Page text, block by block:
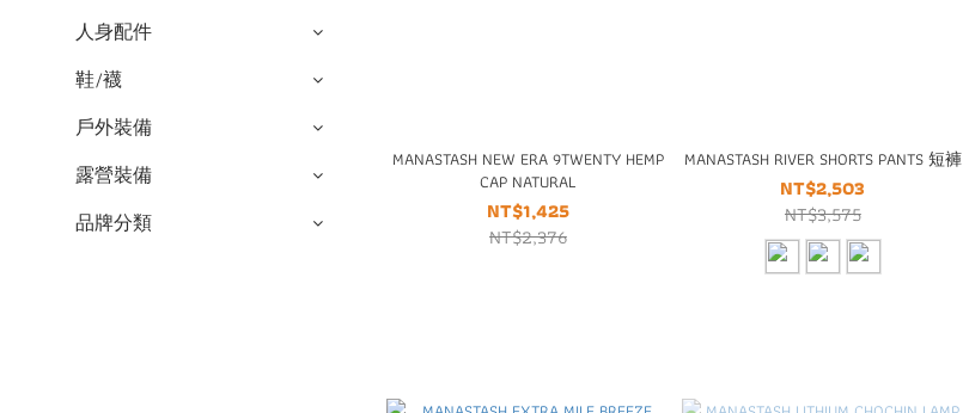
人身配件
鞋/襪
戶外裝備
露營裝備
品牌分類
MANASTASH NEW ERA 9TWENTY HEMP
CAP NATURAL
NT$1,425
NT$2,376
MANASTASH RIVER SHORTS PANTS 短褲
NT$2,503
NT$3,575